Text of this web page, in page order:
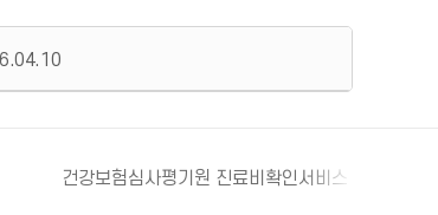
건강보험심사평기원 진료비확인서비스